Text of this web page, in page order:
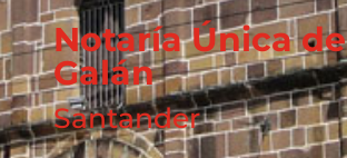
Notaría Única de
Galán
Santander